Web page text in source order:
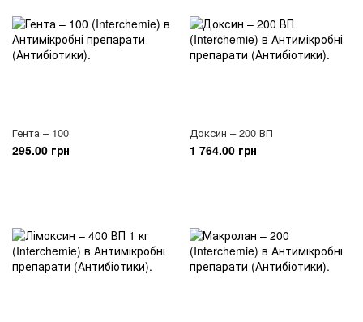
Гента – 100
295.00 грн
Доксин – 200 ВП
1 764.00 грн